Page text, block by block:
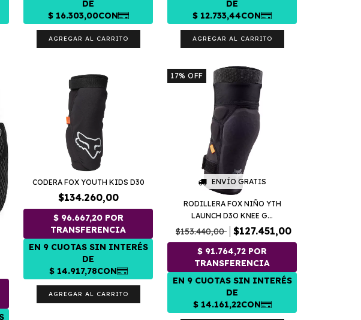
AGREGAR AL CARRITO AGREGAR AL CARRITO
CODERA FOX YOUTH KIDS D30
$134.260,00
AGREGAR AL CARRITO
17%OFF
ENVÍO GRATIS
RODILLERA FOX NIÑO YTH
LAUNCH D3O KNEE G...
$153.440,00 $127.451,00